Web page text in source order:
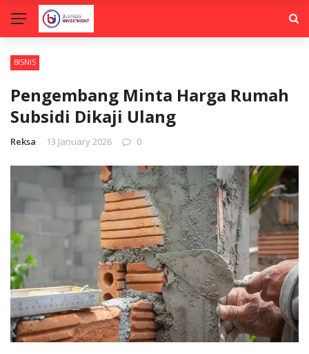
BISNIS
Pengembang Minta Harga Rumah
Subsidi Dikaji Ulang
Reksa 13 January 2026 0